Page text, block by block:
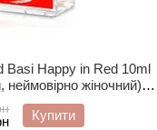
Basi Happy in Red 10ml
неймовірно жіночний)
Відливант
Купити